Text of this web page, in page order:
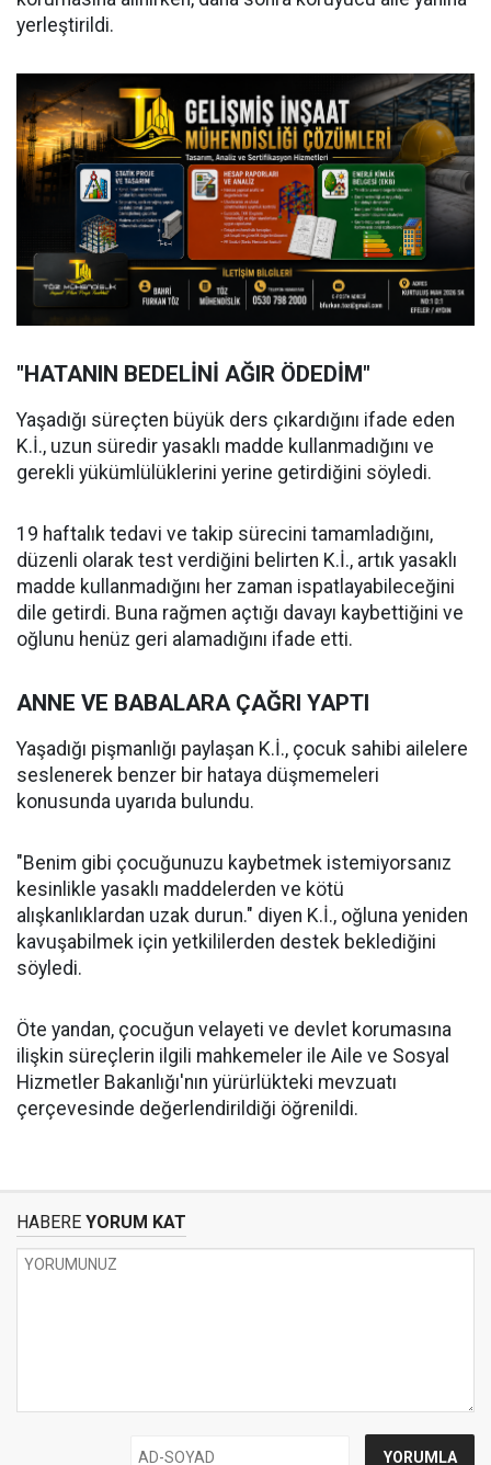
yerleştirildi.
"HATANIN BEDELİNİ AĞIR ÖDEDİM"
Yaşadığı süreçten büyük ders çıkardığını ifade eden
K.İ., uzun süredir yasaklı madde kullanmadığını ve
gerekli yükümlülüklerini yerine getirdiğini söyledi.
19 haftalık tedavi ve takip sürecini tamamladığını,
düzenli olarak test verdiğini belirten K.İ., artık yasaklı
madde kullanmadığını her zaman ispatlayabileceğini
dile getirdi. Buna rağmen açtığı davayı kaybettiğini ve
oğlunu henüz geri alamadığını ifade etti.
ANNE VE BABALARA ÇAĞRI YAPTI
Yaşadığı pişmanlığı paylaşan K.İ., çocuk sahibi ailelere
seslenerek benzer bir hataya düşmemeleri
konusunda uyarıda bulundu.
"Benim gibi çocuğunuzu kaybetmek istemiyorsanız
kesinlikle yasaklı maddelerden ve kötü
alışkanlıklardan uzak durun." diyen K.İ., oğluna yeniden
kavuşabilmek için yetkililerden destek beklediğini
söyledi.
Öte yandan, çocuğun velayeti ve devlet korumasına
ilişkin süreçlerin ilgili mahkemeler ile Aile ve Sosyal
Hizmetler Bakanlığı'nın yürürlükteki mevzuatı
çerçevesinde değerlendirildiği öğrenildi.
HABERE YORUM KAT